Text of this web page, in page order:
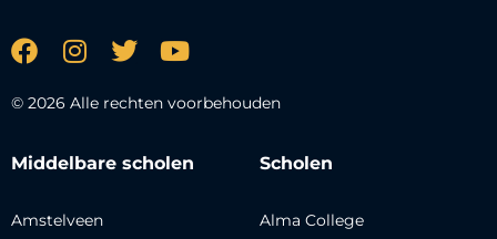
© 2026 Alle rechten voorbehouden
Middelbare scholen
Amstelveen
Scholen
Alma College